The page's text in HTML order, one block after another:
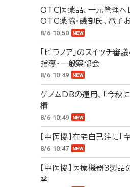
OTC医薬品、一元管理
OTC薬協・磯部氏、電子
8/6 10:50
「ビラノア」のスイッ
指導・一般薬部会
8/6 10:49
ゲノムDBの運用、「今
構
8/6 10:49
【中医協】在宅自己注に「
8/6 10:47
【中医協】医療機器3製品
承